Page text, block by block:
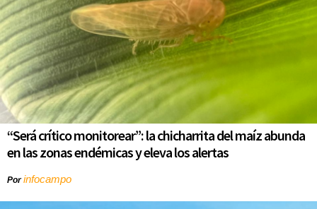
“Será crítico monitorear”: la chicharrita del maíz abunda
en las zonas endémicas y eleva los alertas
Porinfocampo